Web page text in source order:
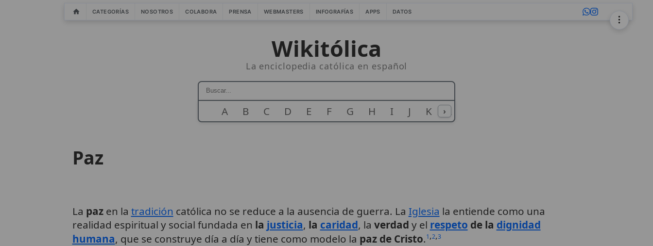
CATEGORÍAS NOSOTROS COLABORA PRENSA WEBMASTERS INFOGRAFÍAS APPS DATOS
Wikitólica
La enciclopedia católica en español
A B C D E F G H I J K L
›
Paz
La pazen la tradición católica no se reduce a la ausencia de guerra. La Iglesia la entiende como una
realidad espiritual y social fundada en la justicia, la caridad, la verdad y el respeto de la dignidad
humana, que se construye día a día y tiene como modelo la paz de Cristo.1,2,3